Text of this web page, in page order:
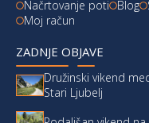
Načrtovanje poti
Blog
Moj račun
ZADNJE OBJAVE
Družinski vikend
Stari Ljubelj